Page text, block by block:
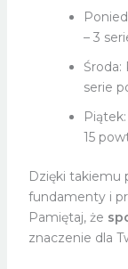
– 3
Środa:
serie
15
Dzięki takiemu
fundamenty i
Pamiętaj, że
znaczenie dla